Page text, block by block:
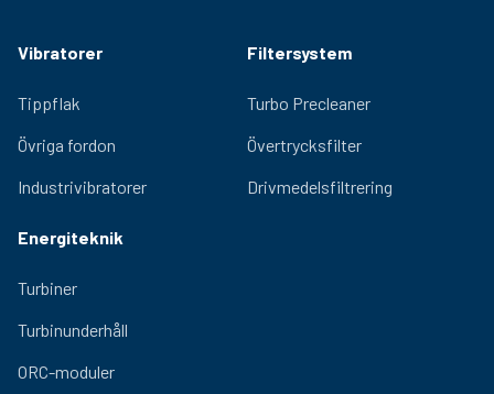
Vibratorer
Tippflak
Övriga fordon
Industrivibratorer
Filtersystem
Turbo Precleaner
Övertrycksfilter
Drivmedelsfiltrering
Energiteknik
Turbiner
Turbinunderhåll
ORC-moduler